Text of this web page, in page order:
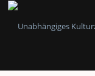
Zum
springen